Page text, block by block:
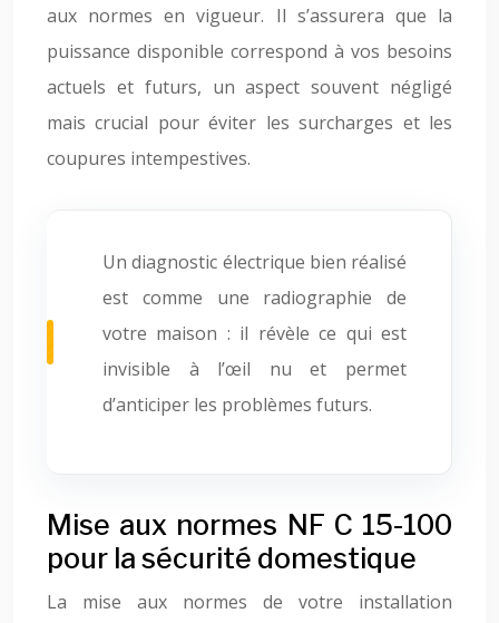
aux normes en vigueur. Il s’assurera que la
puissance disponible correspond à vos besoins
actuels et futurs, un aspect souvent négligé
mais crucial pour éviter les surcharges et les
coupures intempestives.
Un diagnostic électrique bien réalisé
est comme une radiographie de
votre maison : il révèle ce qui est
invisible à l’œil nu et permet
d’anticiper les problèmes futurs.
Mise aux normes NF C 15-100
pour la sécurité domestique
La mise aux normes de votre installation